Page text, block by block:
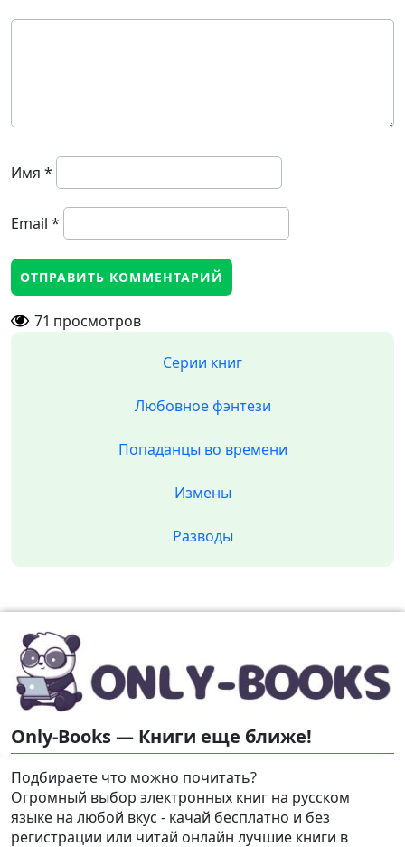
Имя *
Email *
71 просмотров
Серии книг
Любовное фэнтези
Попаданцы во времени
Измены
Разводы
Only-Books — Книги еще ближе!
Подбираете что можно почитать?
Огромный выбор электронных книг на русском
языке на любой вкус - качай бесплатно и без
регистрации или читай онлайн лучшие книги в